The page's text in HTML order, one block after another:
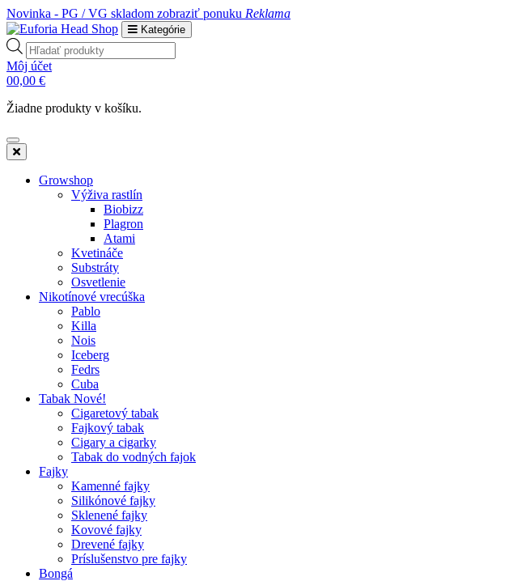
Novinka - PG / VG skladom zobraziť ponuku Reklama
Kategórie
Products
search
Môj účet
00,00 €
Žiadne produkty v košíku.
Growshop
Výživa rastlín
Biobizz
Plagron
Atami
Kvetináče
Substráty
Osvetlenie
Nikotínové vrecúška
Pablo
Killa
Nois
Iceberg
Fedrs
Cuba
Tabak Nové!
Cigaretový tabak
Fajkový tabak
Cigary a cigarky
Tabak do vodných fajok
Fajky
Kamenné fajky
Silikónové fajky
Sklenené fajky
Kovové fajky
Drevené fajky
Príslušenstvo pre fajky
Bongá